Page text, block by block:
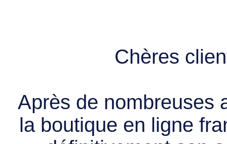
Chères
Après de nombreuses
la boutique en ligne